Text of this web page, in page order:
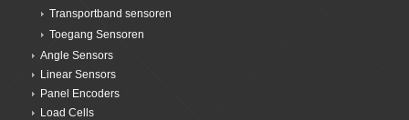
Transportband sensoren
Toegang Sensoren
Angle Sensors
Linear Sensors
Panel Encoders
Load Cells